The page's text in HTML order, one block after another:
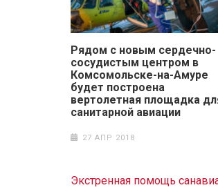
Рядом с новым сердечно-
сосудистым центром в
Комсомольске-на-Амуре
будет построена
вертолетная площадка
санитарной авиации
27 АПР 2018
Навигация
Экстренная помощь